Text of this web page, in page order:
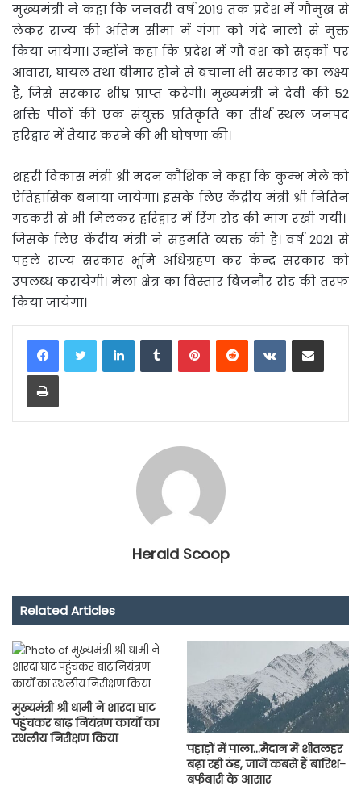
मुख्यमंत्री ने कहा कि जनवरी वर्ष 2019 तक प्रदेश में गौमुख से
लेकर राज्य की अंतिम सीमा में गंगा को गंदे नालो से मुक्त
किया जायेगा। उन्होंने कहा कि प्रदेश में गौ वंश को सड़कों पर
आवारा, घायल तथा बीमार होने से बचाना भी सरकार का लक्ष्य
है, जिसे सरकार शीघ्र प्राप्त करेगी। मुख्यमंत्री ने देवी की 52
शक्ति पीठों की एक संयुक्त प्रतिकृति का तीर्थ स्थल जनपद
हरिद्वार में तैयार करने की भी घोषणा की।
शहरी विकास मंत्री श्री मदन कौशिक ने कहा कि कुम्भ मेले को
ऐतिहासिक बनाया जायेगा। इसके लिए केंद्रीय मंत्री श्री नितिन
गडकरी से भी मिलकर हरिद्वार में रिंग रोड की मांग रखी गयी।
जिसके लिए केंद्रीय मंत्री ने सहमति व्यक्त की है। वर्ष 2021 से
पहले राज्य सरकार भूमि अधिग्रहण कर केन्द्र सरकार को
उपलब्ध करायेगी। मेला क्षेत्र का विस्तार बिजनौर रोड की तरफ
किया जायेगा।
LinkedInTumblrPinterestReddit VKontakteShare via Email
Print
Herald Scoop
Related Articles
मुख्यमंत्री श्री धामी ने शारदा घाट
पहुंचकर बाढ़ नियंत्रण कार्यों का
स्थलीय निरीक्षण किया
पहाड़ों में पाला…मैदान में शीतलहर
बढ़ा रही ठंड, जानें कबसे हैं बारिश-
बर्फबारी के आसार